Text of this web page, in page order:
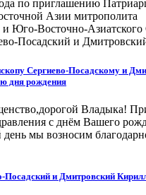
по приглашению
Азии митрополита
и Юго-Восточно-Азиатского
Посадский и
Сергиево-Посадскому и
дня рождения
Владыка!
с днём Вашего
день мы возносим
Посадский и Дмитровский